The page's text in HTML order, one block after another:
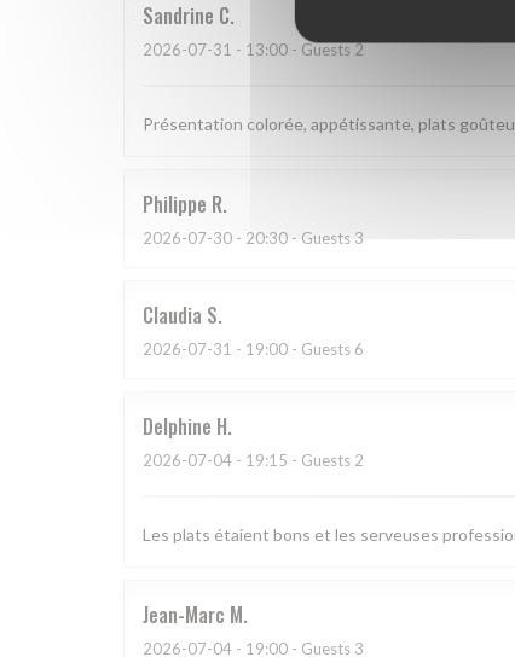
Sandrine C
2026-07-31 - 13:00 - Guests 2
Présentation colorée, appétissante, plats
Philippe R
2026-07-30 - 20:30 - Guests 3
Claudia S
2026-07-31 - 19:00 - Guests 6
Delphine H
2026-07-04 - 19:15 - Guests 2
Les plats étaient bons et les serveuses
Jean-Marc M
2026-07-04 - 19:00 - Guests 3